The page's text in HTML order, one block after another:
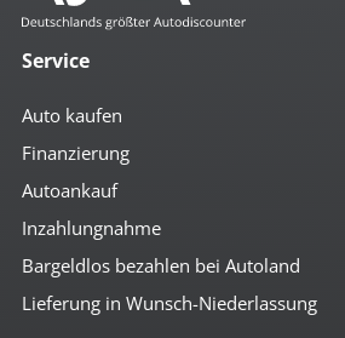
Service
Auto kaufen
Finanzierung
Autoankauf
Inzahlungnahme
Bargeldlos bezahlen bei Autoland
Lieferung in Wunsch-Niederlassung